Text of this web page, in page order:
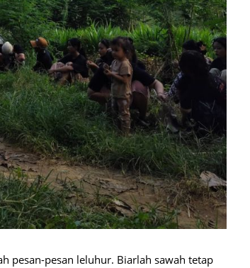
pesan-pesan leluhur. Biarlah sawah tetap